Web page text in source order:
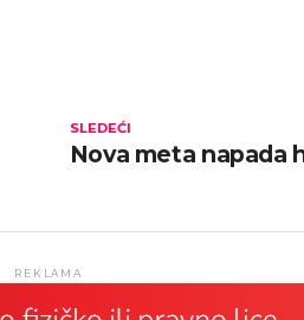
SLEDEĆI
Nova meta napada
REKLAMA